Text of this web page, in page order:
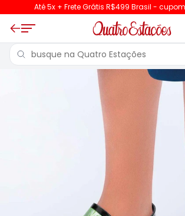
Até 5x + Frete Grátis R$499 Brasil - cupom